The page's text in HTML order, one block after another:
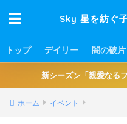
Sky 星を紡ぐ
トップ デイリー 闇の破片
新シーズン「親愛なる
ホーム イベント